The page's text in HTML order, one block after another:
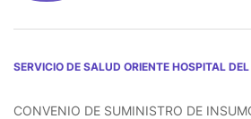
SERVICIO DE SALUD ORIENTE HOSPITAL
CONVENIO DE SUMINISTRO DE